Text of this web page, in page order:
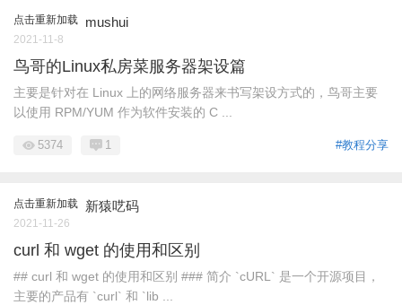
点击重新加载 mushui
2021-11-8
鸟哥的Linux私房菜服务器架设篇
主要是针对在 Linux 上的网络服务器来书写架设方式的，鸟哥主要
以使用 RPM/YUM 作为软件安装的 C ...
#教程分享
5374 1
点击重新加载 新猿呓码
2021-11-26
curl 和 wget 的使用和区别
## curl 和 wget 的使用和区别 ### 简介 `cURL` 是一个开源项目，
主要的产品有 `curl` 和 `lib ...